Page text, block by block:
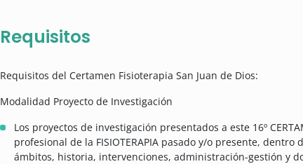
Requisitos
Requisitos del Certamen Fisioterapia San Juan de Dios:
Modalidad Proyecto de Investigación
Los proyectos de investigación presentados a este 16º
profesional de la FISIOTERAPIA pasado y/o presente,
ámbitos, historia, intervenciones, administración-gestión y